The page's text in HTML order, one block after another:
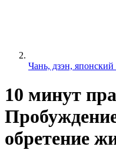
Чань, дзэн, японский
10 минут
обретение